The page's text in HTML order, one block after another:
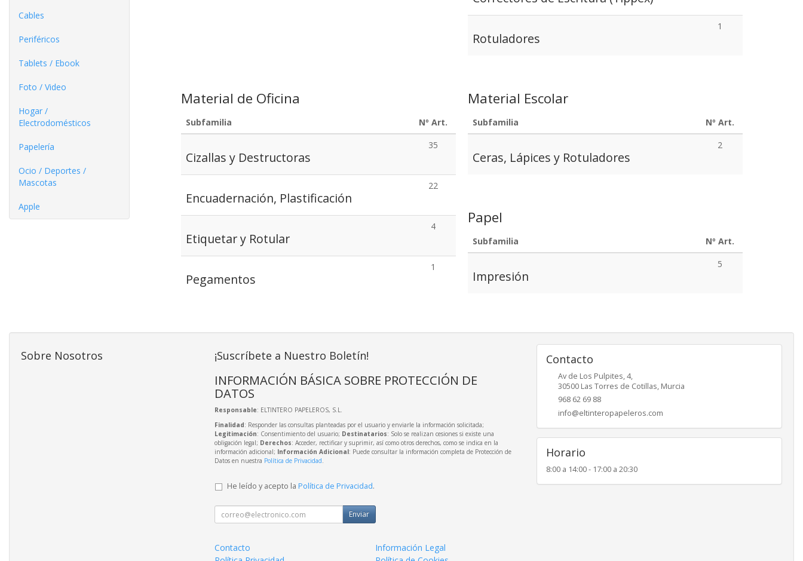
Cables
Periféricos
Tablets / Ebook
Foto / Video
Hogar /
Electrodomésticos
Papelería
Ocio / Deportes /
Mascotas
Apple
Rotuladores
1
Material de Oficina
Subfamilia Nº Art.
Cizallas y Destructoras
35
Encuadernación, Plastificación
22
Etiquetar y Rotular
4
Pegamentos
1
Material Escolar
Subfamilia Nº Art.
Ceras, Lápices y Rotuladores
2
Papel
Subfamilia Nº Art.
Impresión
5
Sobre Nosotros ¡Suscríbete a Nuestro Boletín!
INFORMACIÓN BÁSICA SOBRE PROTECCIÓN DE
DATOS
Responsable: ELTINTERO PAPELEROS, S.L.
Finalidad: Responder las consultas planteadas por el usuario y enviarle la información solicitada;
Legitimación: Consentimiento del usuario; Destinatarios: Solo se realizan cesiones si existe una
obligación legal; Derechos: Acceder, rectificar y suprimir, así como otros derechos, como se indica en la
información adicional; Información Adicional: Puede consultar la información completa de Protección de
Datos en nuestra Política de Privacidad.
He leído y acepto la Política de Privacidad.
Enviar
Contacto
Información Legal
Contacto
Av de Los Pulpites, 4,
30500 Las Torres de Cotillas, Murcia
968 62 69 88
info@eltinteropapeleros.com
Horario
8:00 a 14:00 - 17:00 a 20:30